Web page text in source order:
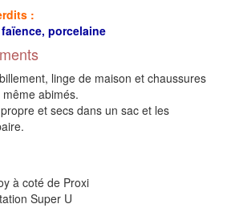
:
porcelaine
linge de maison et chaussures
abimés.
et secs dans un sac et les
à coté de Proxi
Super U